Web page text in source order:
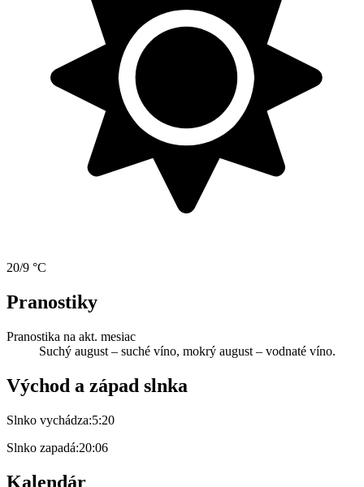
20/9 °C
Pranostiky
Pranostika na akt. mesiac
Suchý august – suché víno, mokrý august – vodnaté víno.
Východ a západ slnka
Slnko vychádza:5:20
Slnko zapadá:20:06
Kalendár